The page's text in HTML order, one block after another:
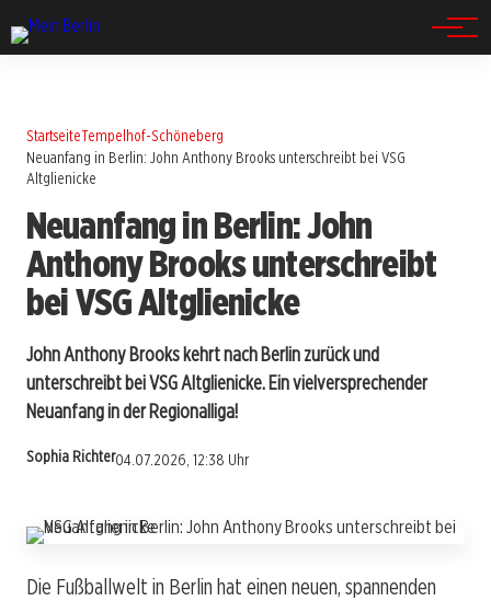
StartseiteTempelhof-Schöneberg
Neuanfang in Berlin: John Anthony Brooks unterschreibt bei VSG
Altglienicke
Neuanfang in Berlin: John
Anthony Brooks unterschreibt
bei VSG Altglienicke
John Anthony Brooks kehrt nach Berlin zurück und
unterschreibt bei VSG Altglienicke. Ein vielversprechender
Neuanfang in der Regionalliga!
Sophia Richter04.07.2026, 12:38 Uhr
Die Fußballwelt in Berlin hat einen neuen, spannenden